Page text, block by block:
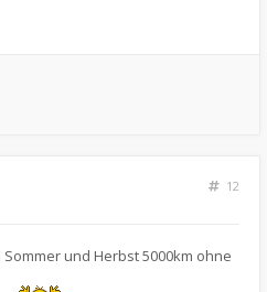
12
und Herbst 5000km ohne